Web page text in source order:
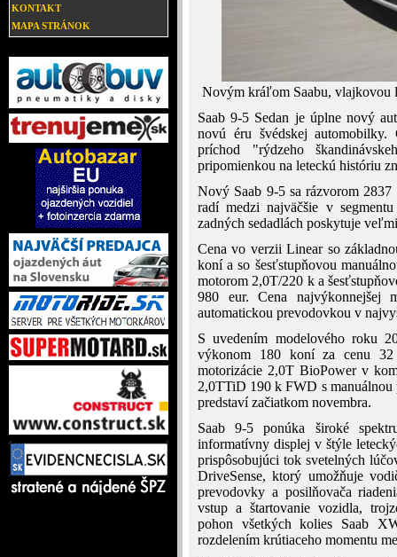
KONTAKT
MAPA STRÁNOK
Novým kráľom Saabu, vlajkovou
Saab 9-5 Sedan je úplne nový
novú éru švédskej automobilky.
príchod "rýdzeho
pripomienkou na leteckú históriu
Nový Saab 9-5 sa rázvorom
radí medzi najväčšie v
zadných sedadlách poskytuje
Cena vo verzii Linear so
koní a so šesťstupňovou
motorom 2,0T/220 k a
980 eur. Cena najvýkonnejšej
automatickou prevodovkou v
S uvedením modelového roku
výkonom 180 koní za cenu
motorizácie 2,0T BioPower v
2,0TTiD 190 k FWD s manuálnou
predstaví začiatkom novembra.
Saab 9-5 ponúka široké
informatívny displej v štýle
prispôsobujúci tok svetelných
DriveSense, ktorý umožňuje
prevodovky a posilňovača
vstup a štartovanie vozidla,
pohon všetkých kolies Saab
rozdelením krútiaceho momentu